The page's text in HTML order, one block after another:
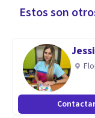
diversas
Aptitudes
La especialidad es
psicoterapia
diplomados y
Estos son
Contactar